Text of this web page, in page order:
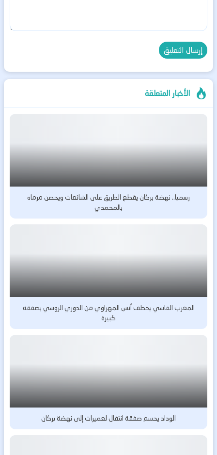
الأخبار المتعلقة
رسميا.. نهضة بركان يقطع الطريق على الشائعات ويحصن مرماه
بالمحمدي
المغرب الفاسي يخطف أنس المهراوي من الدوري الروسي بصفقة
كبيرة
الوداد يحسم صفقة انتقال لعميرات إلى نهضة بركان